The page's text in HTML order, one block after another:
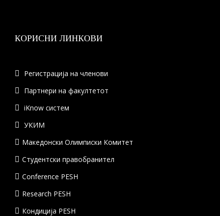
КОРИСНИ ЛИНКОВИ
Регистрација на членови
Партнери на факултетот
iKnow систем
УКИМ
Македонски Олимписки Комитет
Студентски правобранител
Conference PESH
Research PESH
Кондиција PESH